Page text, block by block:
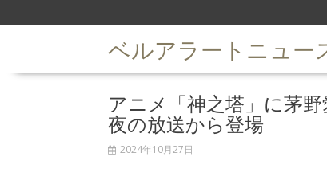
k
ベルアラートニュー
アニメ「神之塔」に茅
夜の放送から登場
2024年10月27日